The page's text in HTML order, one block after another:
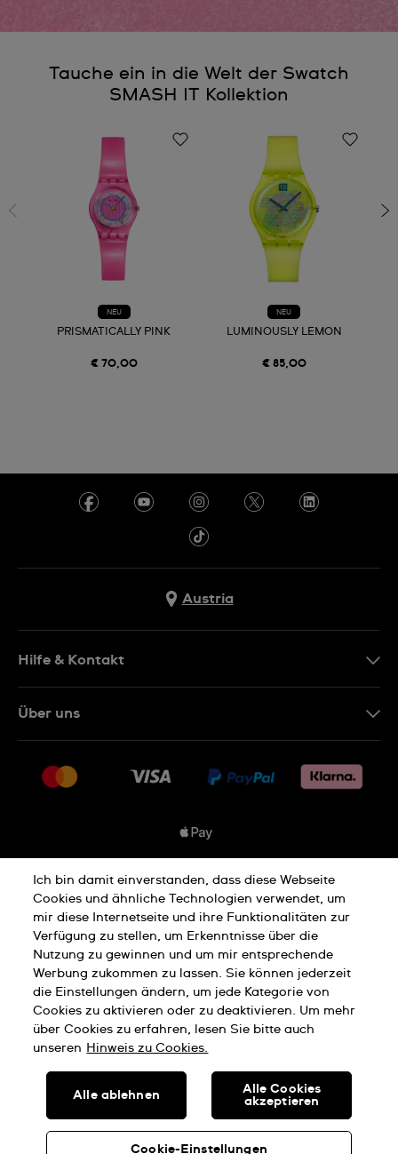
Tauche ein in die Welt der Swatch
SMASH IT Kollektion
NEU
PRISMATICALLY PINK
€ 70,00
NEU
LUMINOUSLY LEMON
€ 85,00
Austria
Hilfe & Kontakt
Rückgaberecht
Über uns
Jobs
Datenschutzbedingungen
Hinweis Zu Cookies
Nutzungsbedingungen Impressum
SWISS MADE
© SWATCH AG 2026, ALLE RECHTE VORBEHALTEN: SWISS
Ich bin damit einverstanden, dass diese Webseite
Cookies und ähnliche Technologien verwendet, um
mir diese Internetseite und ihre Funktionalitäten zur
Verfügung zu stellen, um Erkenntnisse über die
Nutzung zu gewinnen und um mir entsprechende
Werbung zukommen zu lassen. Sie können jederzeit
die Einstellungen ändern, um jede Kategorie von
Cookies zu aktivieren oder zu deaktivieren. Um mehr
über Cookies zu erfahren, lesen Sie bitte auch
unseren Hinweis zu Cookies.
Cookie-Einstellungen
Alle ablehnen
Alle Cookies
akzeptieren